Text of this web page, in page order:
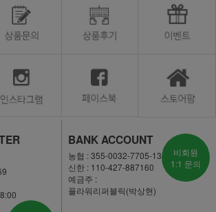
BANK ACCOUNT
농협 : 355-0032-7705-13
신한 : 110-427-887160
예금주 :
플라워리퍼블릭(박상현)
비회원
1:1 문의